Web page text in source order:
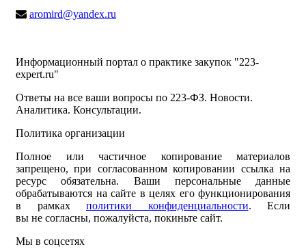
aromird@yandex.ru
Информационный портал о практике закупок "223-
expert.ru"
Ответы на все ваши вопросы по 223-ФЗ. Новости.
Аналитика. Консультации.
Политика организации
Полное или частичное копирование материалов
запрещено, при согласованном копировании ссылка на
ресурс обязательна. Ваши персональные данные
обрабатываются на сайте в целях его функционирования
в рамках политики конфиденциальности. Если
вы не согласны, пожалуйста, покиньте сайт.
Мы в соцсетях